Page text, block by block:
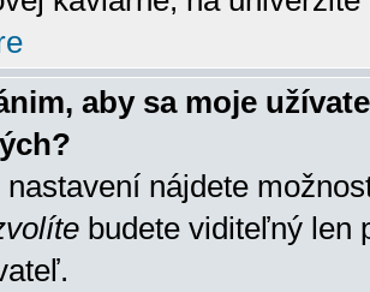
aby sa moje
nastavení nájdete
budete viditeľný len